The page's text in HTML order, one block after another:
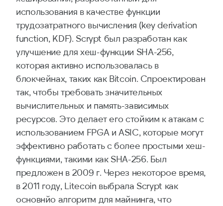
использования в качестве функции
трудозатратного вычисления (key derivation
function, KDF). Scrypt был разработан как
улучшение для хеш-функции SHA-256,
которая активно использовалась в
блокчейнах, таких как Bitcoin. Спроектирован
так, чтобы требовать значительных
вычислительных и память-зависимых
ресурсов. Это делает его стойким к атакам с
использованием FPGA и ASIC, которые могут
эффективно работать с более простыми хеш-
функциями, такими как SHA-256. Был
предложен в 2009 г. Через некоторое время,
в 2011 году, Litecoin выбрала Scrypt как
основнйо алгоритм для майнинга, что